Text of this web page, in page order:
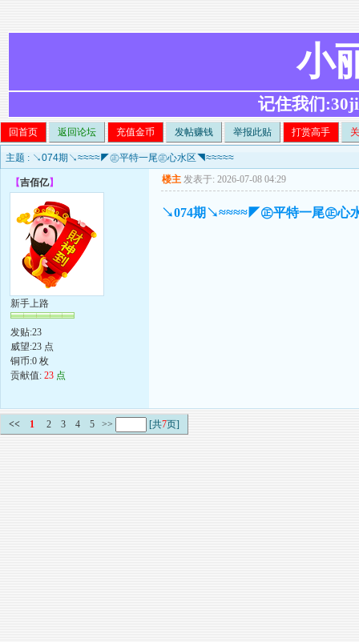
小
记住我们
回首页 返回论坛 充值金币 发帖赚钱 举报此贴 打赏高手
主题 : ↘074期↘≈≈≈≈◤㊣平特一尾㊣心水区◥≈≈≈≈≈
【吉佰亿】
新手上路
发贴:23
威望:23 点
铜币:0 枚
贡献值: 23 点
楼主 发表于: 2026-07-08 04:29
↘074期↘≈≈≈≈◤㊣平特一尾㊣心
<< 1 2 3 4 5 >> [共7页]